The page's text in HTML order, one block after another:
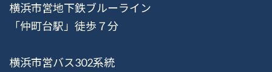
横浜市営地下鉄ブルーライン
「仲町台駅」徒歩７分
横浜市営バス302系統